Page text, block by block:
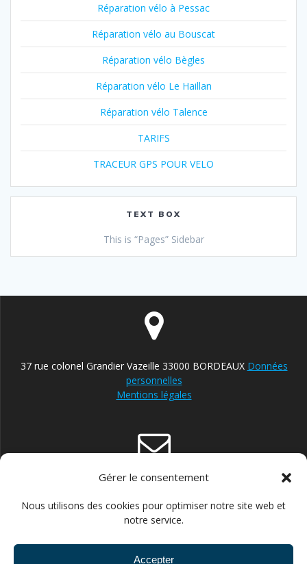
Gérer le consentement
Nous utilisons des cookies pour optimiser notre site web et
notre service.
Accepter
Réparation vélo à Pessac
Réparation vélo au Bouscat
Réparation vélo Bègles
Réparation vélo Le Haillan
Réparation vélo Talence
TARIFS
TRACEUR GPS POUR VELO
TEXT BOX
This is “Pages” Sidebar
37 rue colonel Grandier Vazeille 33000 BORDEAUX Données
personnelles
Mentions légales
contact@reparateur-velo-bordeaux.com